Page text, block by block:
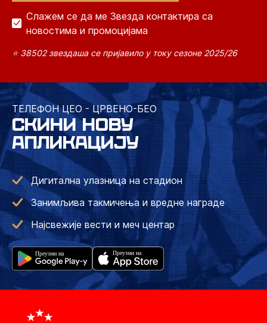
Слажем се да ме Звезда контактира са
новостима и промоцијама
⭐ 38502 звездаша се пријавило у току сезоне 2025/26
ТЕЛЕФОН ЦЕО - ЦРВЕНО-БЕО
СКИНИ НОВУ
АПЛИКАЦИЈУ
Дигитална улазница на стадион
Занимљива такмичења и вредне награде
Најсвежије вести и меч центар